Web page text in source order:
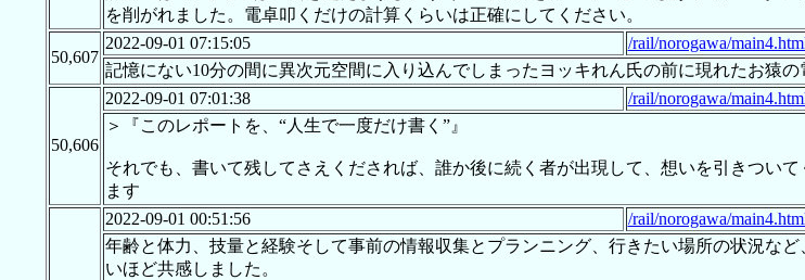
を削がれました。電卓叩くだけの計算くらいは正確にしてください。
50,607
2022-09-01 07:15:05 /rail/norogawa/
記憶にない10分の間に異次元空間に入り込んでしまったヨッキれん氏の前に現れたお猿
50,606
2022-09-01 07:01:38 /rail/norogawa/
＞『このレポートを、“人生で一度だけ書く”』
それでも、書いて残してさえくだされば、誰か後に続く者が出現して、想いを引きつい
ます
2022-09-01 00:51:56 /rail/norogawa/
年齢と体力、技量と経験そして事前の情報収集とプランニング、行きたい場所の状況な
いほど共感しました。